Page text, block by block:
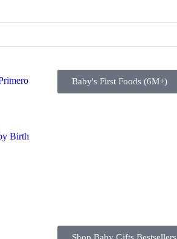
Birth
Baby's First Foods (6M+)